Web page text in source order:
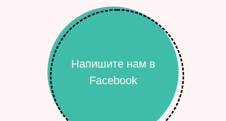
Напишите нам в
Facebook